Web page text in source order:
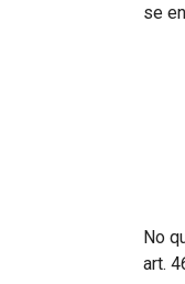
se
No
art.